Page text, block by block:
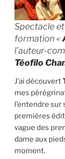
Spectacle
formation «
l’auteur-
Téofilo
J’ai découvert
mes
l’entendre
premières
vague des
dame aux
moment.